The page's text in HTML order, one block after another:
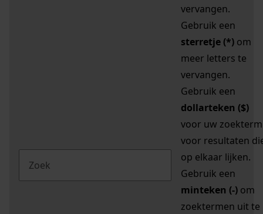
vervangen.
Gebruik een
sterretje (*) om
meer letters te
vervangen.
Gebruik een
dollarteken ($)
voor uw zoekterm
voor resultaten
op elkaar lijken.
Gebruik een
minteken (-) om
zoektermen uit te